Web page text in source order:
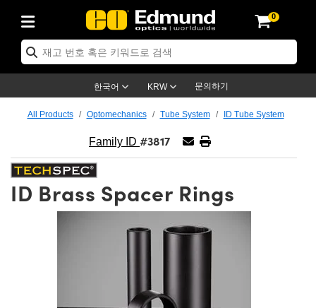
0
한국어 KRW 문의하기
Optics
Optics
System
and Breadboards
and Electronics
Lenses
(S-Mount Lenses)
Magnification Lenses
Objectives
Cameras
Cameras
이트 & 조명
Accessories
Targets
Targets
& Stage Micrometers
Level Test Targets
& Detection
Solutions
and Electronics
and Roughness Standards
& Production
Handling Tools
Products
By Application
Imaging
By Brand
Products
신제품
Lenses
Products
Products
Microscopy
Lenses
All Products Optomechanics Tube System ID Tube System
Family ID #3817
ID Brass Spacer Rings